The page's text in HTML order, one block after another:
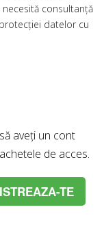
consultanță
datelor cu
aveți un cont
de acces.
TE